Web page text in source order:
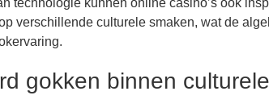
technologie kunnen online casino’s ook
verschillende culturele smaken, wat de
gokken binnen